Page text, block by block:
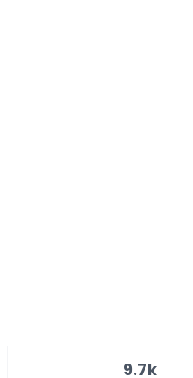
9.7k